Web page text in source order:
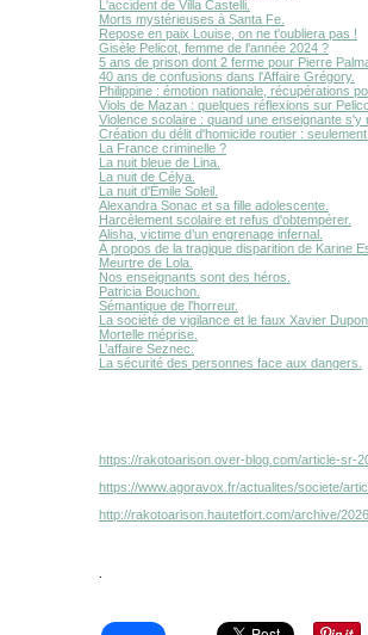
L'accident de Villa Castelli.
Morts mystérieuses à Santa Fe.
Repose en paix Louise, on ne t'oubliera pas !
Gisèle Pelicot, femme de l'année 2024 ?
5 ans de prison dont 2 ferme pour Pierre
40 ans de confusions dans l'Affaire Grégory.
Philippine : émotion nationale, récupérations
Viols de Mazan : quelques réflexions sur
Violence scolaire : quand une enseignante s'y
Création du délit d'homicide routier :
La France criminelle ?
La nuit bleue de Lina.
La nuit de Célya.
La nuit d'Émile Soleil.
Alexandra Sonac et sa fille adolescente.
Harcèlement scolaire et refus d'obtempérer.
Alisha, victime d’un engrenage infernal.
À propos de la tragique disparition de Karine
Meurtre de Lola.
Nos enseignants sont des héros.
Patricia Bouchon.
Sémantique de l'horreur.
La société de vigilance et le faux Xavier
Mortelle méprise.
L’affaire Seznec.
La sécurité des personnes face aux dangers.
https://rakotoarison.over-blog.com/article-sr-
https://www.agoravox.fr/actualites/societe/
http://rakotoarison.hautetfort.com/archive/